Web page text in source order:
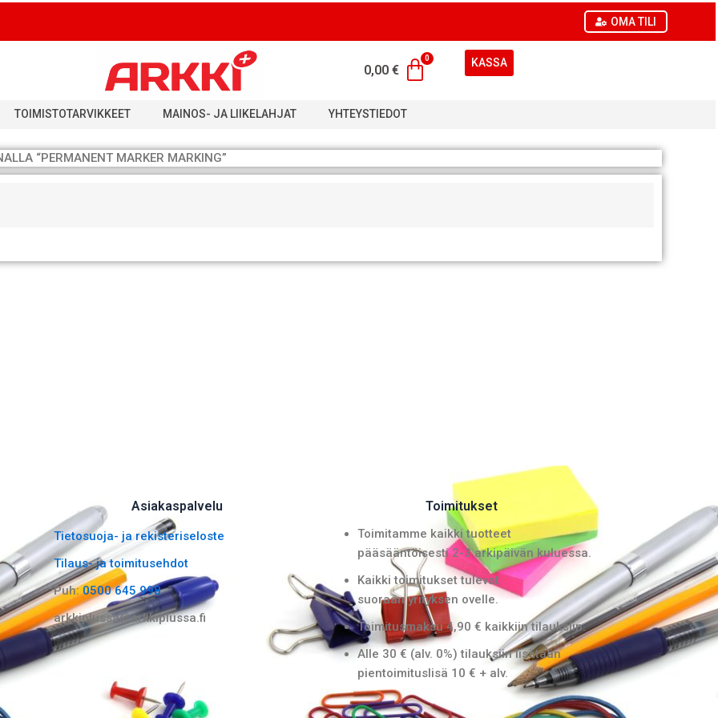
OMA TILI
0,00 €
KASSA
TOIMISTOTARVIKKEET MAINOS- JA LIIKELAHJAT YHTEYSTIEDOT
“PERMANENT MARKER MARKING”
Asiakaspalvelu
Tietosuoja- ja rekisteriseloste
Tilaus- ja toimitusehdot
Puh:0500 645 998
arkkiplussa@arkkiplussa.fi
Toimitukset
Toimitamme kaikki tuotteet
pääsääntöisesti 2-3 arkipäivän kuluessa.
Kaikki toimitukset tulevat
suoraan yrityksen ovelle.
Toimitusmaksu 4,90 € kaikkiin tilauksiin.
Alle 30 € (alv. 0%) tilauksiin lisätään
pientoimituslisä 10 € + alv.